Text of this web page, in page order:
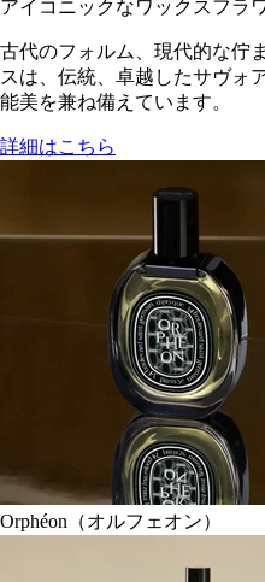
アイコニックなワックスフラ
古代のフォルム、現代的な佇
スは、伝統、卓越したサヴォ
能美を兼ね備えています。
詳細はこちら
Orphéon（オルフェオン）